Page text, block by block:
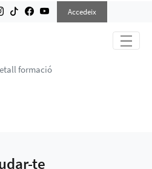
Accedeix
formació
te